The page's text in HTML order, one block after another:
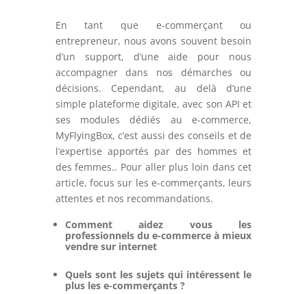
En tant que e-commerçant ou
entrepreneur, nous avons souvent besoin
d’un support, d’une aide pour nous
accompagner dans nos démarches ou
décisions. Cependant, au delà d’une
simple plateforme digitale, avec son API et
ses modules dédiés au e-commerce,
MyFlyingBox, c’est aussi des conseils et de
l’expertise apportés par des hommes et
des femmes.. Pour aller plus loin dans cet
article, focus sur les e-commerçants, leurs
attentes et nos recommandations.
Comment aidez vous les
professionnels du e-commerce à mieux
vendre sur internet
Quels sont les sujets qui intéressent le
plus les e-commerçants ?